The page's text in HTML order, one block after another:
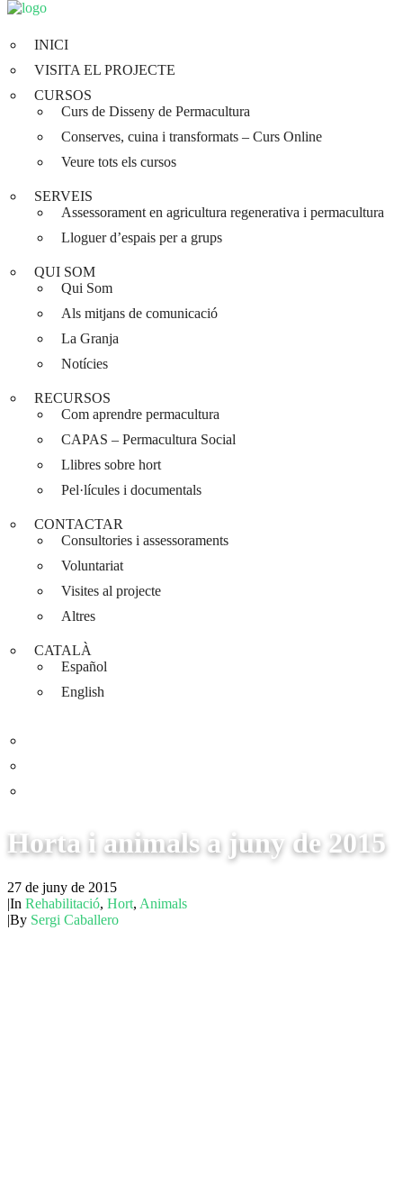
INICI
VISITA EL PROJECTE
CURSOS
Curs de Disseny de Permacultura
Conserves, cuina i transformats – Curs Online
Veure tots els cursos
SERVEIS
Assessorament en agricultura regenerativa i permacultura
Lloguer d’espais per a grups
QUI SOM
Qui Som
Als mitjans de comunicació
La Granja
Notícies
RECURSOS
Com aprendre permacultura
CAPAS – Permacultura Social
Llibres sobre hort
Pel·lícules i documentals
CONTACTAR
Consultories i assessoraments
Voluntariat
Visites al projecte
Altres
CATALÀ
Español
English
Horta i animals a juny de 2015
27 de juny de 2015
|In Rehabilitació, Hort, Animals
|By Sergi Caballero